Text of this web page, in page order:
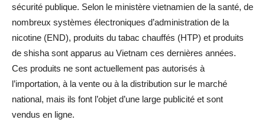
sécurité publique. Selon le ministère vietnamien de la santé, de
nombreux systèmes électroniques d’administration de la
nicotine (END), produits du tabac chauffés (HTP) et produits
de shisha sont apparus au Vietnam ces dernières années.
Ces produits ne sont actuellement pas autorisés à
l’importation, à la vente ou à la distribution sur le marché
national, mais ils font l’objet d’une large publicité et sont
vendus en ligne.